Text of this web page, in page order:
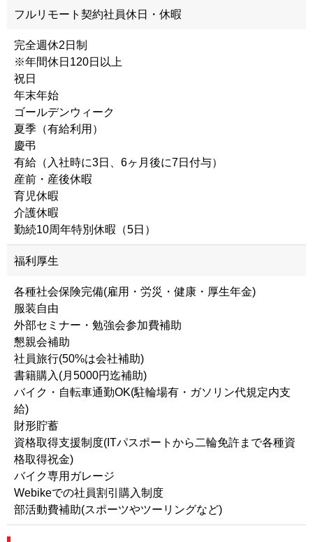
フルリモート契約社員休日・休暇
完全週休2日制
※年間休日120日以上
祝日
年末年始
ゴールデンウィーク
夏季（有給利用）
慶弔
有給（入社時に3日、6ヶ月後に7日付与）
産前・産後休暇
育児休暇
介護休暇
勤続10周年特別休暇（5日）
福利厚生
各種社会保険完備(雇用・労災・健康・厚生年金)
服装自由
外部セミナー・勉強会参加費補助
懇親会補助
社員旅行(50%は会社補助)
書籍購入(月5000円迄補助)
バイク・自転車通勤OK(駐輪場有・ガソリン代規定内支
給)
財形貯蓄
資格取得支援制度(ITパスポートから二輪免許まで各種資
格取得祝金)
バイク専用ガレージ
Webikeでの社員割引購入制度
部活動費補助(スポーツやツーリングなど)